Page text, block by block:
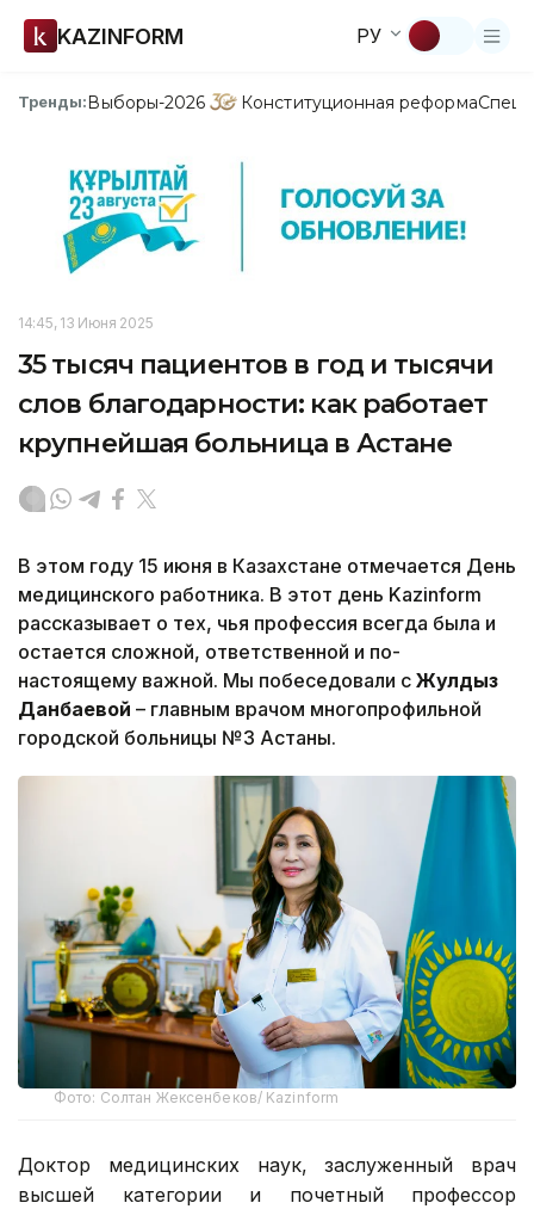
KAZINFORM РУ
Тренды:Выборы-2026 Конституционная реформа
14:45, 13 Июня 2025
35 тысяч пациентов в год и тысячи
слов благодарности: как работает
крупнейшая больница в Астане
В этом году 15 июня в Казахстане отмечается День
медицинского работника. В этот день Kazinform
рассказывает о тех, чья профессия всегда была и
остается сложной, ответственной и по-
настоящему важной. Мы побеседовали с Жулдыз
Данбаевой – главным врачом многопрофильной
городской больницы №3 Астаны.
Фото: Солтан Жексенбеков/ Kazinform
Доктор медицинских наук, заслуженный врач
высшей категории и почетный профессор